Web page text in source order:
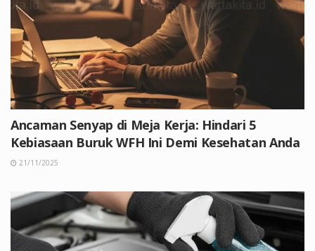
Ancaman Senyap di Meja Kerja: Hindari 5
Kebiasaan Buruk WFH Ini Demi Kesehatan Anda
21/11/2025